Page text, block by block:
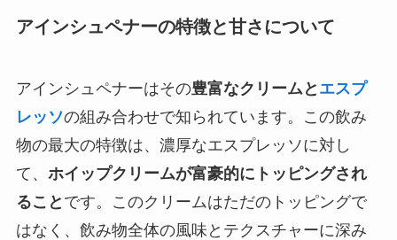
アインシュペナーの特徴と甘さについて
アインシュペナーはその豊富なクリームと エスプ
レッソの組み合わせで知られています。この飲み
物の最大の特徴は、濃厚なエスプレッソに対し
て、 ホイップクリームが富豪的にトッピングされ
ること です。このクリームはただのトッピングで
はなく、飲み物全体の風味とテクスチャーに深み